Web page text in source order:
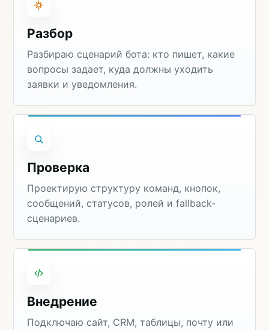
Разбор
Разбираю сценарий бота: кто пишет, какие
вопросы задает, куда должны уходить
заявки и уведомления.
Проверка
Проектирую структуру команд, кнопок,
сообщений, статусов, ролей и fallback-
сценариев.
Внедрение
Подключаю сайт, CRM, таблицы, почту или